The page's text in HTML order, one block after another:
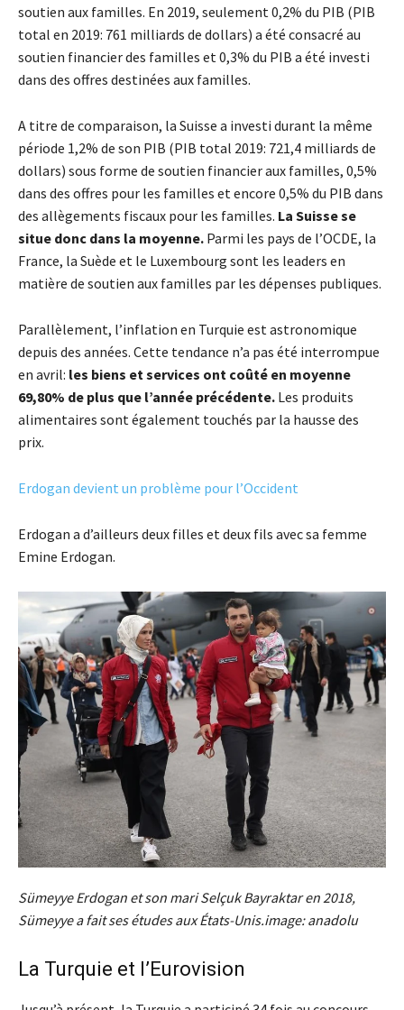
soutien aux familles. En 2019, seulement 0,2% du PIB (PIB
total en 2019: 761 milliards de dollars) a été consacré au
soutien financier des familles et 0,3% du PIB a été investi
dans des offres destinées aux familles.
A titre de comparaison, la Suisse a investi durant la même
période 1,2% de son PIB (PIB total 2019: 721,4 milliards de
dollars) sous forme de soutien financier aux familles, 0,5%
dans des offres pour les familles et encore 0,5% du PIB dans
des allègements fiscaux pour les familles. La Suisse se
situe donc dans la moyenne. Parmi les pays de l’OCDE, la
France, la Suède et le Luxembourg sont les leaders en
matière de soutien aux familles par les dépenses publiques.
Parallèlement, l’inflation en Turquie est astronomique
depuis des années. Cette tendance n’a pas été interrompue
en avril: les biens et services ont coûté en moyenne
69,80% de plus que l’année précédente. Les produits
alimentaires sont également touchés par la hausse des
prix.
Erdogan devient un problème pour l’Occident
Erdogan a d’ailleurs deux filles et deux fils avec sa femme
Emine Erdogan.
Sümeyye Erdogan et son mari Selçuk Bayraktar en 2018,
Sümeyye a fait ses études aux États-Unis.image: anadolu
La Turquie et l’Eurovision